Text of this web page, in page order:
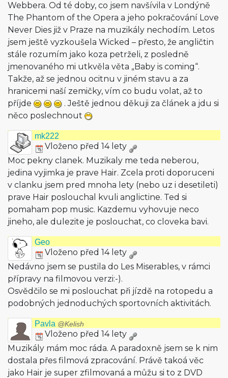
Webbera. Od té doby, co jsem navšívila v Londýně
The Phantom of the Opera a jeho pokračování Love
Never Dies již v Praze na muzikály nechodím. Letos
jsem ještě vyzkoušela Wicked – přesto, že angličtin
stále rozumím jako koza petrželi, z posledně
jmenovaného mi utkvěla věta „Baby is coming“.
Takže, až se jednou ocitnu v jiném stavu a za
hranicemi naší zemičky, vím co budu volat, až to
příjde
. Ještě jednou děkuji za článek a jdu si
něco poslechnout
mk222
Vloženo před 14 lety
Moc pekny clanek. Muzikaly me teda neberou,
jedina vyjimka je prave Hair. Zcela proti doporuceni
v clanku jsem pred mnoha lety (nebo uz i desetileti)
prave Hair poslouchal kvuli anglictine. Ted si
pomaham pop music. Kazdemu vyhovuje neco
jineho, ale dulezite je poslouchat, co cloveka bavi.
Geo
Vloženo před 14 lety
Nedávno jsem se pustila do Les Miserables, v rámci
přípravy na filmovou verzi:-).
Osvědčilo se mi poslouchat při jízdě na rotopedu a
podobných jednoduchých sportovních aktivitách.
Pavla @Kelish
Vloženo před 14 lety
Muzikály mám moc ráda. A paradoxně jsem se k nim
dostala přes filmová zpracování. Právě takoá věc
jako Hair je super zfilmovaná a můžu si to z DVD